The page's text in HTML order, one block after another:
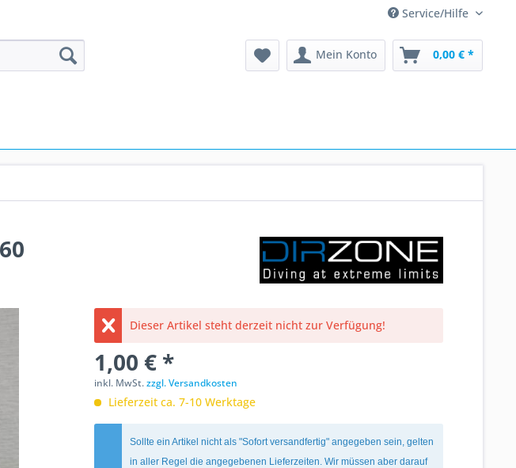
Service/Hilfe
Mein Konto 0,00 € *
Dieser Artikel steht derzeit nicht zur Verfügung!
1,00 € *
inkl. MwSt.zzgl. Versandkosten
Lieferzeit ca. 7-10 Werktage
Sollte ein Artikel nicht als "Sofort versandfertig" angegeben sein, gelten
in aller Regel die angegebenen Lieferzeiten. Wir müssen aber darauf